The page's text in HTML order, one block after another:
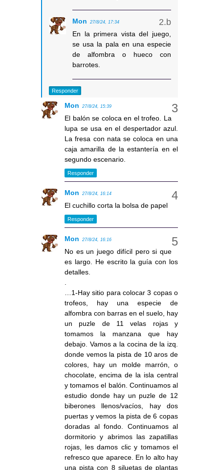
Mon 27/8/24, 17:34
En la primera vista del juego,
se usa la pala en una especie
de alfombra o hueco con
barrotes.
Responder
Mon 27/8/24, 15:39
El balón se coloca en el trofeo. La
lupa se usa en el despertador azul.
La fresa con nata se coloca en una
caja amarilla de la estantería en el
segundo escenario.
Responder
Mon 27/8/24, 16:14
El cuchillo corta la bolsa de papel
Responder
Mon 27/8/24, 16:16
No es un juego difícil pero si que
es largo. He escrito la guía con los
detalles.
…1-Hay sitio para colocar 3 copas o
trofeos, hay una especie de
alfombra con barras en el suelo, hay
un puzle de 11 velas rojas y
tomamos la manzana que hay
debajo. Vamos a la cocina de la izq.
donde vemos la pista de 10 aros de
colores, hay un molde marrón, o
chocolate, encima de la isla central
y tomamos el balón. Continuamos al
estudio donde hay un puzle de 12
biberones llenos/vacíos, hay dos
puertas y vemos la pista de 6 copas
doradas al fondo. Continuamos al
dormitorio y abrimos las zapatillas
rojas, les damos clic y tomamos el
refresco que aparece. En lo alto hay
una pista con 8 siluetas de plantas